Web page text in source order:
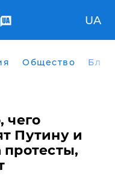
UA
Общество
чего
Путину и
протесты,